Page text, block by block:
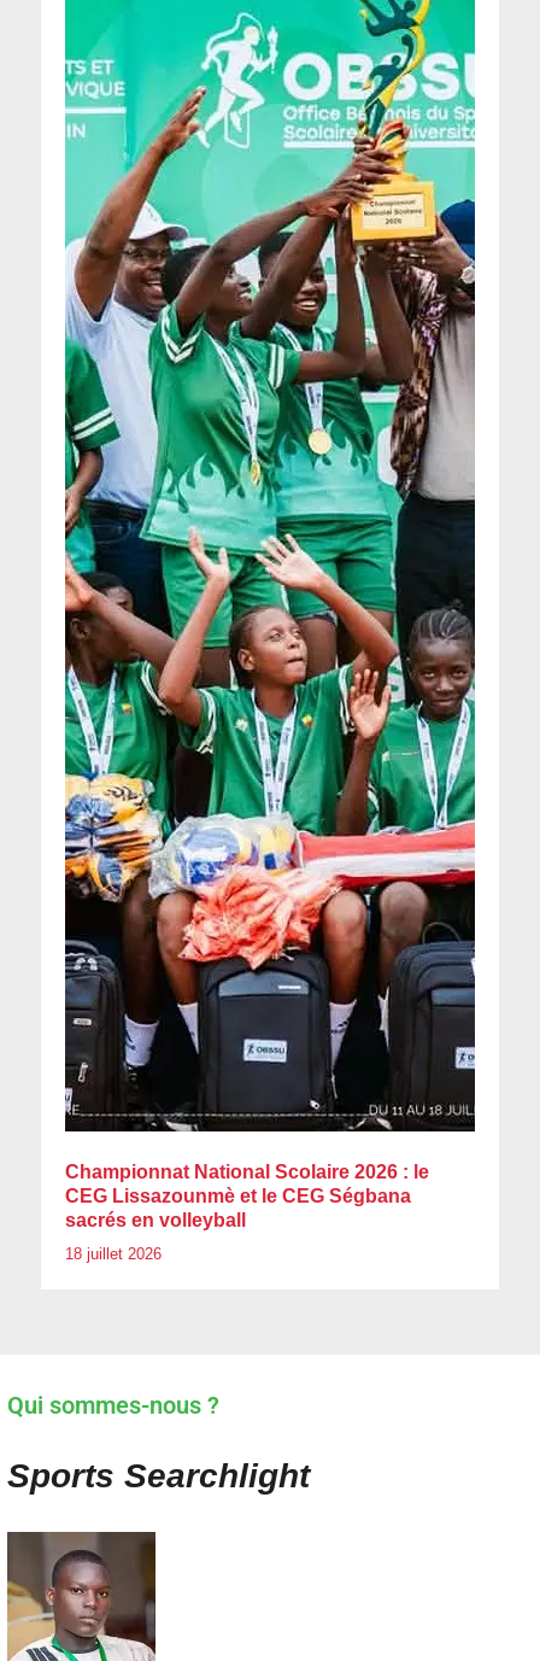
Championnat National Scolaire 2026 : le
CEG Lissazounmè et le CEG Ségbana
sacrés en volleyball
18 juillet 2026
Qui sommes-nous ?
Sports Searchlight